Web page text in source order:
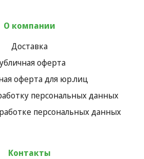
О компании
Доставка
оферта
оферта для юр.лиц
персональных данных
персональных данных
Контакты